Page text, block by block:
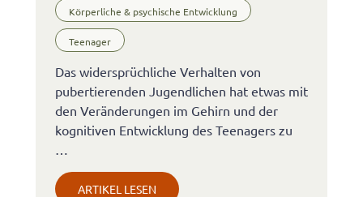
Körperliche & psychische Entwicklung
Teenager
Das widersprüchliche Verhalten von
pubertierenden Jugendlichen hat etwas mit
den Veränderungen im Gehirn und der
kognitiven Entwicklung des Teenagers zu
ARTIKEL LESEN